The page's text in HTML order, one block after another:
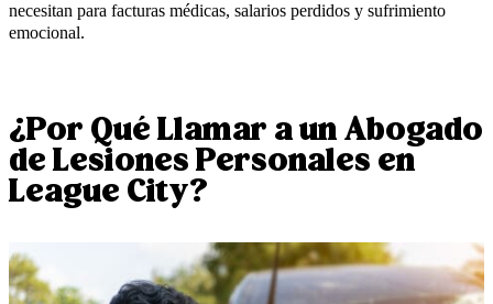
necesitan para facturas médicas, salarios perdidos y sufrimiento
emocional.
¿Por Qué Llamar a un Abogado
de Lesiones Personales en
League City?